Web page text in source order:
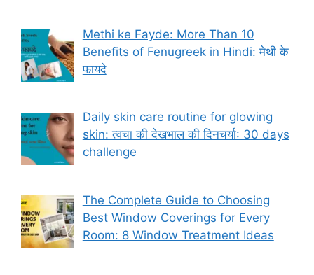
Methi ke Fayde: More Than 10
Benefits of Fenugreek in Hindi: मेथी के
फायदे
Daily skin care routine for glowing
skin: त्वचा की देखभाल की दिनचर्या: 30 days
challenge
The Complete Guide to Choosing
Best Window Coverings for Every
Room: 8 Window Treatment Ideas